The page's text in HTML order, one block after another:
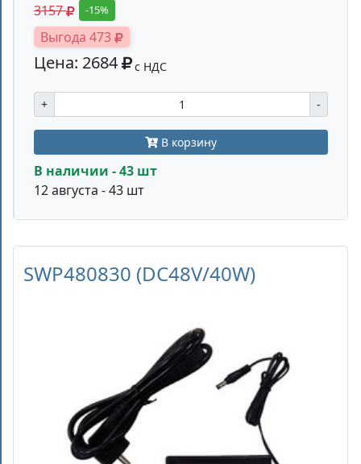
3157 -15%
Выгода 473
Цена: 2684 с НДС
+ -
В корзину
В наличии - 43 шт
12 августа - 43 шт
SWP480830 (DC48V/40W)